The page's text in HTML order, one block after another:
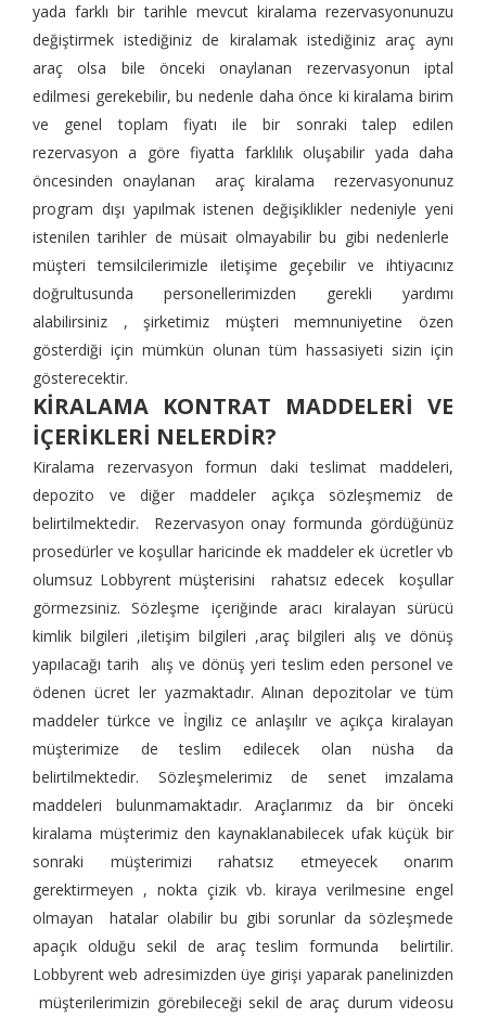
yada farklı bir tarihle mevcut kiralama rezervasyonunuzu
değiştirmek istediğiniz de kiralamak istediğiniz araç aynı
araç olsa bile önceki onaylanan rezervasyonun iptal
edilmesi gerekebilir, bu nedenle daha önce ki kiralama birim
ve genel toplam fiyatı ile bir sonraki talep edilen
rezervasyon a göre fiyatta farklılık oluşabilir yada daha
öncesinden onaylanan araç kiralama rezervasyonunuz
program dışı yapılmak istenen değişiklikler nedeniyle yeni
istenilen tarihler de müsait olmayabilir bu gibi nedenlerle
müşteri temsilcilerimizle iletişime geçebilir ve ihtiyacınız
doğrultusunda personellerimizden gerekli yardımı
alabilirsiniz , şirketimiz müşteri memnuniyetine özen
gösterdiği için mümkün olunan tüm hassasiyeti sizin için
gösterecektir.
KİRALAMA KONTRAT MADDELERİ VE
İÇERİKLERİ NELERDİR?
Kiralama rezervasyon formun daki teslimat maddeleri,
depozito ve diğer maddeler açıkça sözleşmemiz de
belirtilmektedir. Rezervasyon onay formunda gördüğünüz
prosedürler ve koşullar haricinde ek maddeler ek ücretler vb
olumsuz Lobbyrent müşterisini rahatsız edecek koşullar
görmezsiniz. Sözleşme içeriğinde aracı kiralayan sürücü
kimlik bilgileri ,iletişim bilgileri ,araç bilgileri alış ve dönüş
yapılacağı tarih alış ve dönüş yeri teslim eden personel ve
ödenen ücret ler yazmaktadır. Alınan depozitolar ve tüm
maddeler türkce ve İngiliz ce anlaşılır ve açıkça kiralayan
müşterimize de teslim edilecek olan nüsha da
belirtilmektedir. Sözleşmelerimiz de senet imzalama
maddeleri bulunmamaktadır. Araçlarımız da bir önceki
kiralama müşterimiz den kaynaklanabilecek ufak küçük bir
sonraki müşterimizi rahatsız etmeyecek onarım
gerektirmeyen , nokta çizik vb. kiraya verilmesine engel
olmayan hatalar olabilir bu gibi sorunlar da sözleşmede
apaçık olduğu sekil de araç teslim formunda belirtilir.
Lobbyrent web adresimizden üye girişi yaparak panelinizden
müşterilerimizin görebileceği sekil de araç durum videosu